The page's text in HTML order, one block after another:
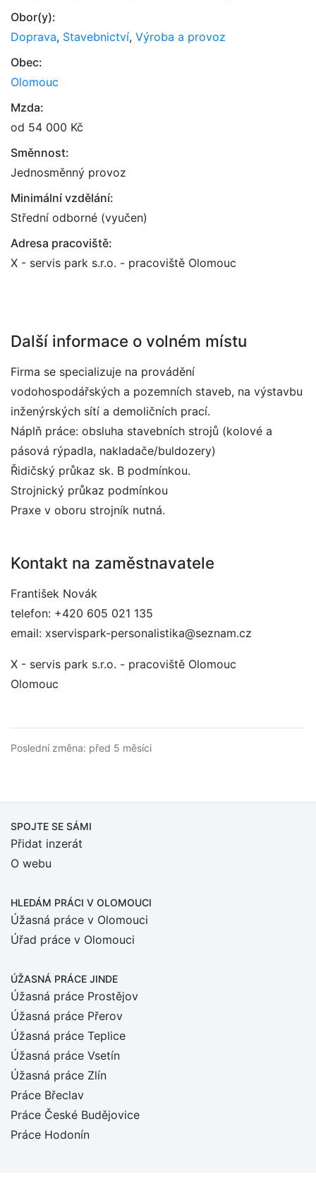
Obor(y):
Doprava, Stavebnictví, Výroba a provoz
Obec:
Olomouc
Mzda:
od 54 000 Kč
Směnnost:
Jednosměnný provoz
Minimální vzdělání:
Střední odborné (vyučen)
Adresa pracoviště:
X - servis park s.r.o. - pracoviště Olomouc
Další informace o volném místu
Firma se specializuje na provádění
vodohospodářských a pozemních staveb, na výstavbu
inženýrských sítí a demoličních prací.
Náplň práce: obsluha stavebních strojů (kolové a
pásová rýpadla, nakladače/buldozery)
Řidičský průkaz sk. B podmínkou.
Strojnický průkaz podmínkou
Praxe v oboru strojník nutná.
Kontakt na zaměstnavatele
František Novák
telefon: +420 605 021 135
email: xservispark-personalistika@seznam.cz
X - servis park s.r.o. - pracoviště Olomouc
Olomouc
Poslední změna: před 5 měsíci
SPOJTE SE SÁMI
Přidat inzerát
O webu
HLEDÁM PRÁCI V OLOMOUCI
Úžasná práce v Olomouci
Úřad práce v Olomouci
ÚŽASNÁ PRÁCE JINDE
Úžasná práce Prostějov
Úžasná práce Přerov
Úžasná práce Teplice
Úžasná práce Vsetín
Úžasná práce Zlín
Práce Břeclav
Práce České Budějovice
Práce Hodonín